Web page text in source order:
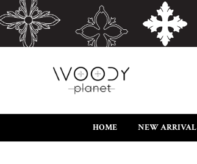
HOME NEW ARRIVAL